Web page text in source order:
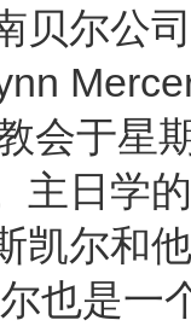
贝尔公
会于星
主日学
凯尔和
也是一